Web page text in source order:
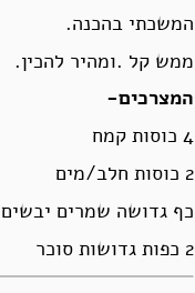
המשכתי בהכנה.
ממש קל .ומהיר להכין.
המצרכים-
4 כוסות קמח
2 כוסות חלב/מים
כף גדושה שמרים יבשים
2 כפות גדושות סוכר